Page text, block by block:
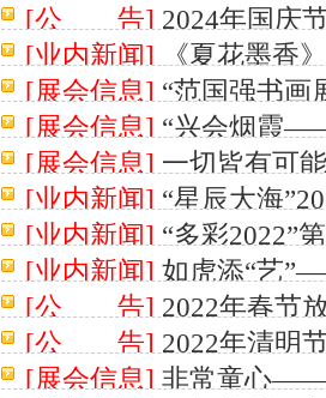
[公 告] 2024年国庆
[业内新闻]
《夏花墨香
7-30 10:06:07］
[展会信息] “范国强书画
17:45:09］
[展会信息] “兴会烟霞
展
［2022-6-16 13:42:15
[展会信息] 一切皆有可
10:17:04］
[业内新闻] “星辰大海
联展
［2022-4-30
[业内新闻] “多彩2022”
［2022-3-29 15:16:00］
[业内新闻] 如虎添“艺
15:18:54］
[公 告] 2022年春节
[公 告] 2022年清明
[展会信息] 非常童心——